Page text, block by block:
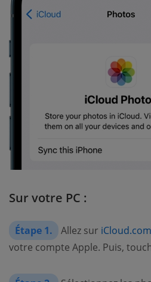
Sur votre PC :
Étape 1. Allez sur iCloud.com
votre compte Apple. Puis,